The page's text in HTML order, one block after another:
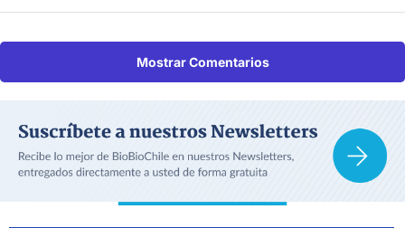
Mostrar Comentarios